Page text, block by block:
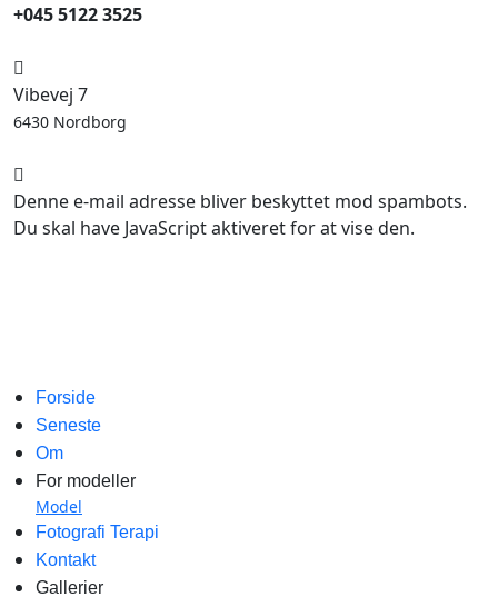
+045 5122 3525
Vibevej 7
6430 Nordborg
Denne e-mail adresse bliver beskyttet mod spambots.
Du skal have JavaScript aktiveret for at vise den.
Forside
Seneste
Om
For modeller
Model
Fotografi Terapi
Kontakt
Gallerier